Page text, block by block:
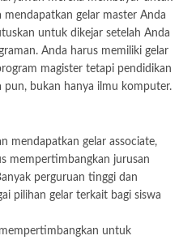
mendapatkan gelar master Anda
untuk dikejar setelah Anda
Anda harus memiliki gelar
magister tetapi pendidikan
pun, bukan hanya ilmu komputer.
mendapatkan gelar associate,
mempertimbangkan jurusan
perguruan tinggi dan
pilihan gelar terkait bagi siswa
untuk